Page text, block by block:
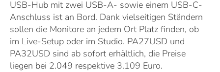
USB-Hub mit zwei USB-A- sowie einem USB-C-
Anschluss ist an Bord. Dank vielseitigen Ständern
sollen die Monitore an jedem Ort Platz finden, ob
im Live-Setup oder im Studio. PA27USD und
PA32USD sind ab sofort erhältlich, die Preise
liegen bei 2.049 respektive 3.109 Euro.